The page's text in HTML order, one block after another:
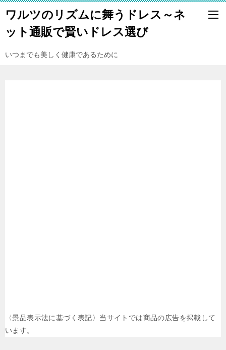
ワルツのリズムに舞うドレス～ネ
ット通販で賢いドレス選び
いつまでも美しく健康であるために
〈景品表示法に基づく表記〉当サイトでは商品の広告を掲載して
います。